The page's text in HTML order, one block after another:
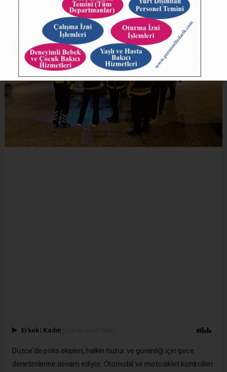
Erkek | Kadın
Düzce'de polis ekipleri, halkın huzur ve güvenliği için gece
denetimlerine devam ediyor. Otomobil ve motosiklet kontrolleri